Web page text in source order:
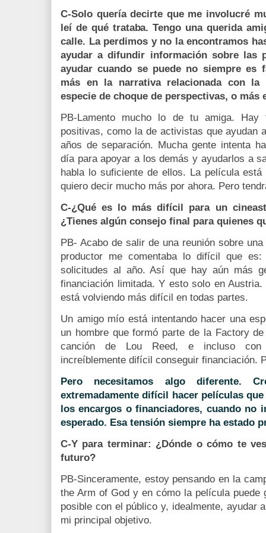
C-Solo quería decirte que me involucré
leí de qué trataba. Tengo una querida
calle. La perdimos y no la encontramos
ayudar a difundir información sobre las
ayudar cuando se puede no siempre es
más en la narrativa relacionada con
especie de choque de perspectivas, o más
PB-Lamento mucho lo de tu amiga. Hay
positivas, como la de activistas que ayudan
años de separación. Mucha gente intenta
día para apoyar a los demás y ayudarlos a
habla lo suficiente de ellos. La película
quiero decir mucho más por ahora. Pero
C-¿Qué es lo más difícil para un
¿Tienes algún consejo final para quienes
PB- Acabo de salir de una reunión sobre
productor me comentaba lo difícil que
solicitudes al año. Así que hay aún más
financiación limitada. Y esto solo en
está volviendo más difícil en todas partes.
Un amigo mío está intentando hacer una
un hombre que formó parte de la Factory
canción de Lou Reed, e incluso con
increíblemente difícil conseguir financiación.
Pero necesitamos algo diferente.
extremadamente difícil hacer películas
los encargos o financiadores, cuando no
esperado. Esa tensión siempre ha estado
C-Y para terminar: ¿Dónde o cómo te
futuro?
PB-Sinceramente, estoy pensando en la
the Arm of God y en cómo la película puede
posible con el público y, idealmente, ayudar
mi principal objetivo.